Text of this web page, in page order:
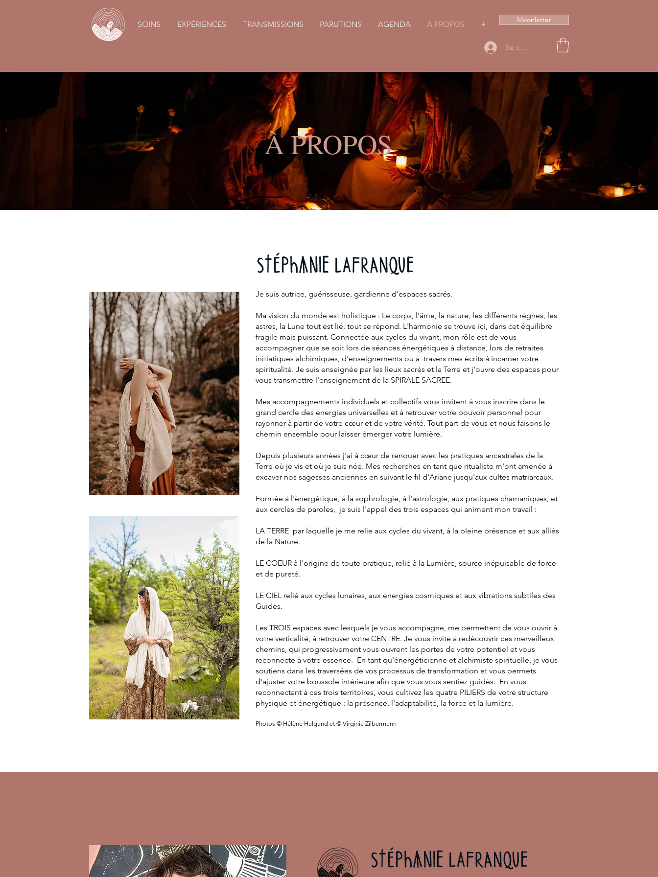
SOINS EXPÉRIENCES TRANSMISSIONS PARUTIONS AGENDA À PROPOS + Moonletter
Se connecter
À PROPOS
Je suis autrice, guérisseuse, gardienne d'espaces sacrés.
Ma vision du monde est holistique : Le corps, l'âme, la nature, les différents règnes, les
astres, la Lune tout est lié, tout se répond. L'harmonie se trouve ici, dans cet équilibre
fragile mais puissant. Connectée aux cycles du vivant, mon rôle est de vous
accompagner que se soit lors de séances énergétiques à distance, lors de retraites
initiatiques alchimiques, d'enseignements ou à travers mes écrits à incarner votre
spiritualité. Je suis enseignée par les lieux sacrés et la Terre et j'ouvre des espaces pour
vous transmettre l'enseignement de la SPIRALE SACREE.
Mes accompagnements individuels et collectifs vous invitent à vous inscrire dans le
grand cercle des énergies universelles et à retrouver votre pouvoir personnel pour
rayonner à partir de votre cœur et de votre vérité. Tout part de vous et nous faisons le
chemin ensemble pour laisser émerger votre lumière.
Depuis plusieurs années j'ai à cœur de renouer avec les pratiques ancestrales de la
Terre où je vis et où je suis née. Mes recherches en tant que ritualiste m'ont amenée à
excaver nos sagesses anciennes en suivant le fil d'Ariane jusqu'aux cultes matriarcaux.
Formée à l'énergétique, à la sophrologie, à l'astrologie, aux pratiques chamaniques, et
aux cercles de paroles, je suis l'appel des trois espaces qui animent mon travail :
LA TERRE par laquelle je me relie aux cycles du vivant, à la pleine présence et aux alliés
de la Nature.
LE COEUR à l'origine de toute pratique, relié à la Lumière, source inépuisable de force
et de pureté.
LE CIEL relié aux cycles lunaires, aux énergies cosmiques et aux vibrations subtiles des
Guides. ​
Les TROIS espaces avec lesquels je vous accompagne, me permettent de vous ouvrir à
votre verticalité, à retrouver votre CENTRE. Je vous invite à redécouvrir ces merveilleux
chemins, qui progressivement vous ouvrent les portes de votre potentiel et vous
reconnecte à votre essence. En tant qu'énergéticienne et alchimiste spirituelle, je vous
soutiens dans les traversées de vos processus de transformation et vous permets
d'ajuster votre boussole intérieure afin que vous vous sentiez guidés. En vous
reconnectant à ces trois territoires, vous cultivez les quatre PILIERS de votre structure
physique et énergétique : la présence, l'adaptabilité, la force et la lumière.
Photos © Hélène Halgand et © Virginie Zilbermann